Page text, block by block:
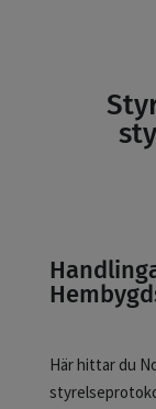
Här hittar du